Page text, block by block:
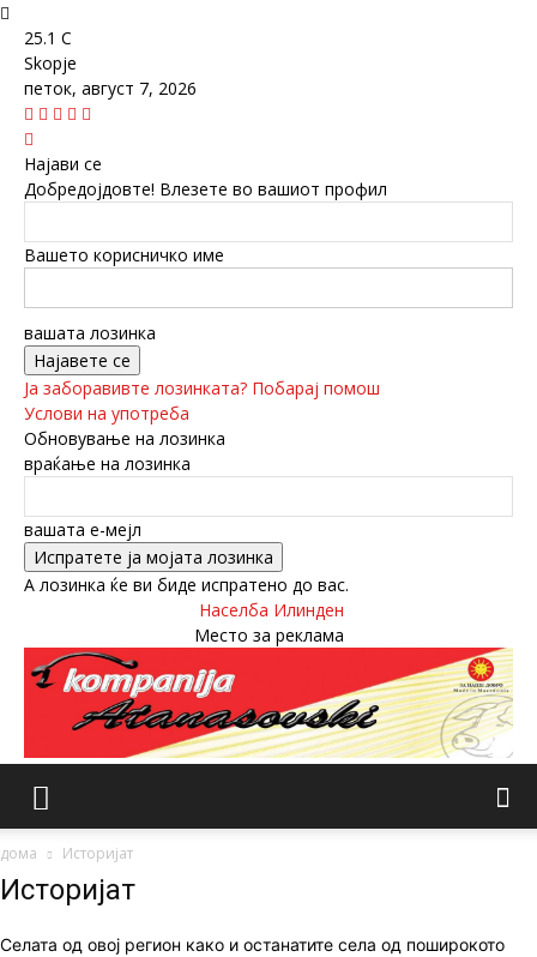
25.1 C
Skopje
петок, август 7, 2026
Најави се
Добредојдовте! Влезете во вашиот профил
Вашето корисничко име
вашата лозинка
Ја заборавивте лозинката? Побарај помош
Услови на употреба
Обновување на лозинка
враќање на лозинка
вашата е-мејл
А лозинка ќе ви биде испратено до вас.
Населба Илинден
Место за реклама
дома Историјат
Историјат
Селата од овој регион како и останатите села од поширокото